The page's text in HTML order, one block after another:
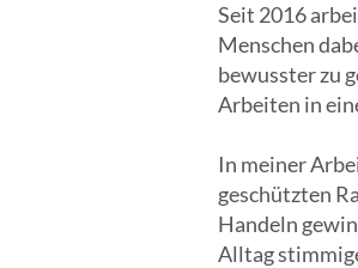
Seit 2016
Menschen
bewusster zu
Arbeiten in
In meiner
geschützten
Handeln
Alltag